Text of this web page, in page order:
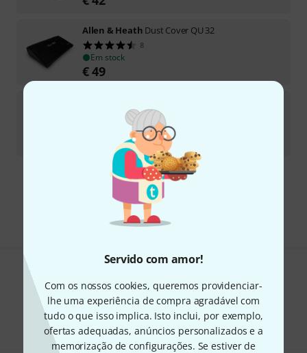
Servido com amor!
Com os nossos cookies, queremos providenciar-
lhe uma experiência de compra agradável com
tudo o que isso implica. Isto inclui, por exemplo,
ofertas adequadas, anúncios personalizados e a
memorização de configurações. Se estiver de
Allen & Heath Dust Cover QU 32
8
Em stock
€49
22
Disponível em 3–4 semanas
Frete grátis a partir de € 199
Todos os preços incl. IVA
Gosta do que vê?
Partilhar Ajuda e feedback